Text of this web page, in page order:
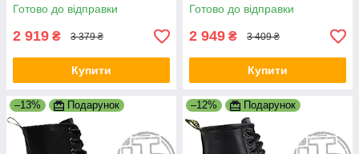
Готово до відправки
2 919 ₴ 3 379 ₴
Купити
Готово до відправки
2 949 ₴ 3 409 ₴
Купити
–13% Подарунок –12% Подарунок